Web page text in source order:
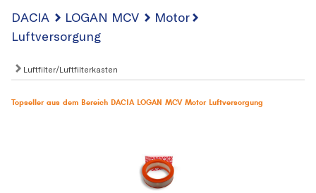
DACIA LOGAN MCV
Motor
Luftversorgung
Luftfilter/Luftfilterkasten
Topseller aus dem Bereich DACIA LOGAN MCV Motor Luftversorgung